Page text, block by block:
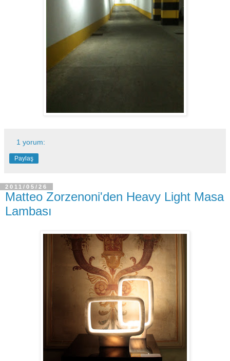
1 yorum:
Paylaş
2011/05/26
Matteo Zorzenoni'den Heavy Light Masa
Lambası